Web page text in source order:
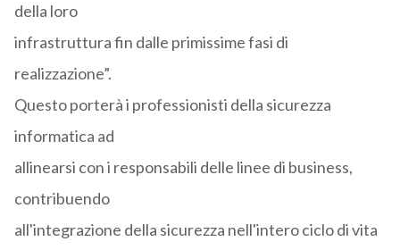
della loro
infrastruttura fin dalle primissime fasi di
realizzazione”.
Questo porterà i professionisti della sicurezza
informatica ad
allinearsi con i responsabili delle linee di business,
contribuendo
all'integrazione della sicurezza nell'intero ciclo di vita